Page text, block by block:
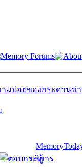
มบ่อยของกระดานข่
บริการ